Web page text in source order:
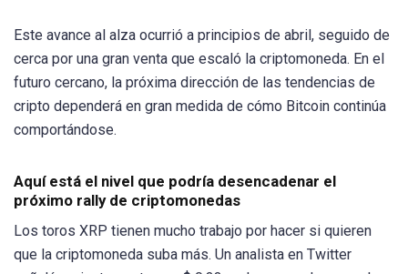
Este avance al alza ocurrió a principios de abril, seguido de
cerca por una gran venta que escaló la criptomoneda. En el
futuro cercano, la próxima dirección de las tendencias de
cripto dependerá en gran medida de cómo Bitcoin continúa
comportándose.
Aquí está el nivel que podría desencadenar el
próximo rally de criptomonedas
Los toros XRP tienen mucho trabajo por hacer si quieren
que la criptomoneda suba más. Un analista en Twitter